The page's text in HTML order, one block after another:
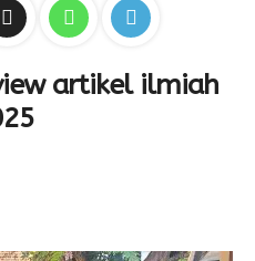
artikel ilmiah